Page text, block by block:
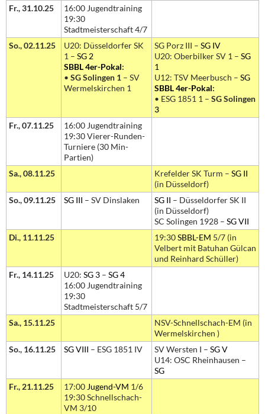
Fr., 31.10.25
16:00 Jugendtraining
19:30
Stadtmeisterschaft 4/7
So., 02.11.25
U20: Düsseldorfer SK
1 – SG 2
SBBL 4er-Pokal:
• SG Solingen 1 – SV
Wermelskirchen 1
SG Porz III – SG IV
U20: Oberbilker SV 1 – SG
1
U12: TSV Meerbusch – SG
SBBL 4er-Pokal:
• ESG 1851 1 – SG Solingen
3
Fr., 07.11.25
16:00 Jugendtraining
19:30 Vierer-Runden-
Turniere (30 Min-
Partien)
Sa., 08.11.25
Krefelder SK Turm – SG II
(in Düsseldorf)
So., 09.11.25
SG III – SV Dinslaken SG II – Düsseldorfer SK II
(in Düsseldorf)
SC Solingen 1928 – SG VII
Di., 11.11.25
19:30SBBL-EM 5/7 (in
Velbert mit Batuhan Gülcan
und Reinhard Schüller)
Fr., 14.11.25
U20: SG 3 – SG 4
16:00 Jugendtraining
19:30
Stadtmeisterschaft 5/7
Sa., 15.11.25
NSV-Schnellschach-EM (in
Wermelskirchen )
So., 16.11.25
SG VIII – ESG 1851 IV SV Wersten I – SG V
U14: OSC Rheinhausen –
SG
Fr., 21.11.25
17:00 Jugend-VM 1/6
19:30 Schnellschach-
VM 3/10